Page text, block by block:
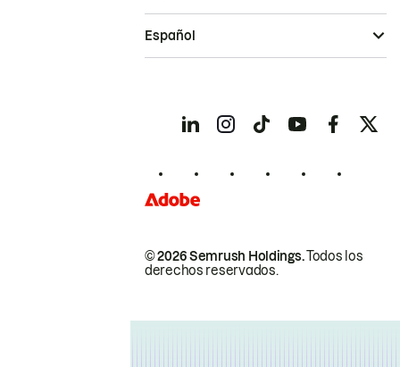
© 2026 Semrush Holdings.Todos los
derechos reservados.
Español